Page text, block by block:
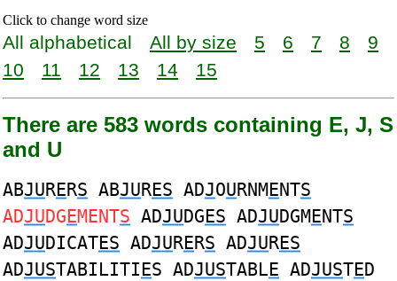
Click to change word size
All alphabetical All by size 5 6 7 8
9
10
11 12 13 14 15
There are 583 words containing E, J, S
and U
ABJURERS ABJURES ADJOURNMENTS
ADJUDGEMENTS ADJUDGES ADJUDGMENTS
ADJUDICATES ADJURERS ADJURES
ADJUSTABILITIES ADJUSTABLE ADJUSTED